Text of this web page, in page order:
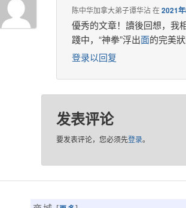
陈中华加拿大弟子谭华沾在2021
優秀的文章！讀後回想，我
踐中，“神拳”浮出面的完美
登录以回复
发表评论
要发表评论，您必须先登录。